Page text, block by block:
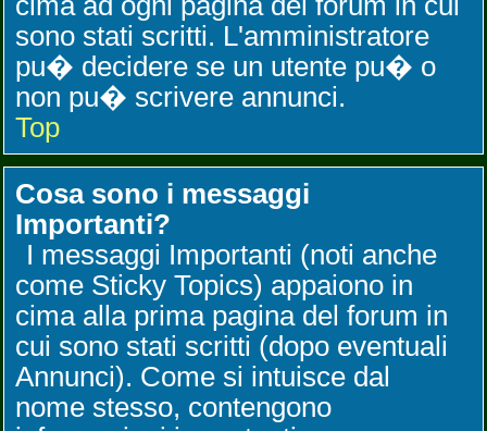
sono stati scritti. L'amministratore
pu� decidere se un utente pu� o
non pu� scrivere annunci.
Top
Cosa sono i messaggi
Importanti?
I messaggi Importanti (noti anche
come Sticky Topics) appaiono in
cima alla prima pagina del forum in
cui sono stati scritti (dopo eventuali
Annunci). Come si intuisce dal
nome stesso, contengono